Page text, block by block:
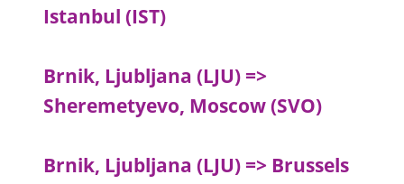
Istanbul (IST)
Brnik, Ljubljana (LJU) =>
Sheremetyevo, Moscow (SVO)
Brnik, Ljubljana (LJU) => Brussels